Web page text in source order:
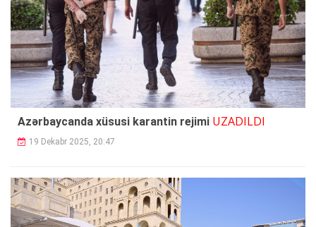
Azərbaycanda xüsusi karantin rejimi UZADILDI
19 Dekabr 2025, 20:47